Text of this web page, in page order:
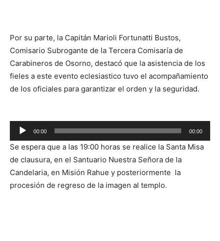
Por su parte, la Capitán Marioli Fortunatti Bustos,
Comisario Subrogante de la Tercera Comisaría de
Carabineros de Osorno, destacó que la asistencia de los
fieles a este evento eclesiastico tuvo el acompañamiento
de los oficiales para garantizar el orden y la seguridad.
Reproductor
de
audio
00:00 00:00
Se espera que a las 19:00 horas se realice la Santa Misa
de clausura, en el Santuario Nuestra Señora de la
Candelaria, en Misión Rahue y posteriormente la
procesión de regreso de la imagen al templo.